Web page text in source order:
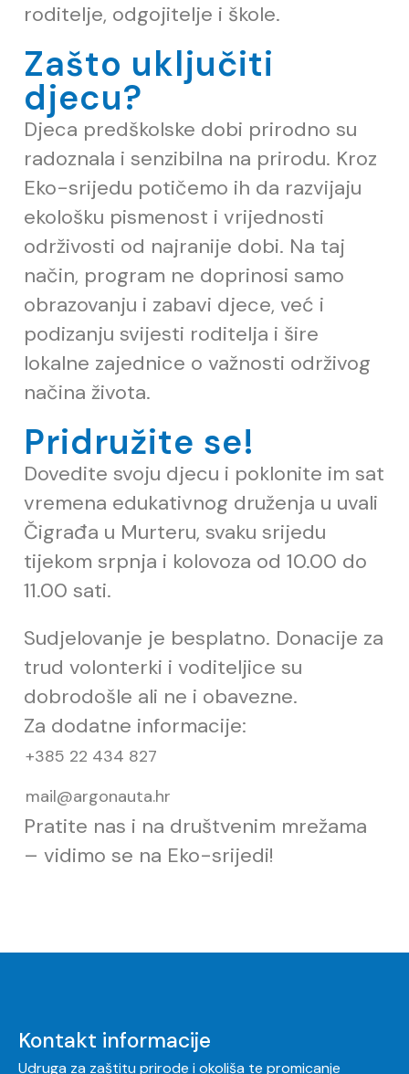
roditelje, odgojitelje i škole.
Zašto uključiti
djecu?
Djeca predškolske dobi prirodno su
radoznala i senzibilna na prirodu. Kroz
Eko-srijedu potičemo ih da razvijaju
ekološku pismenost i vrijednosti
održivosti od najranije dobi. Na taj
način, program ne doprinosi samo
obrazovanju i zabavi djece, već i
podizanju svijesti roditelja i šire
lokalne zajednice o važnosti održivog
načina života.
Pridružite se!
Dovedite svoju djecu i poklonite im sat
vremena edukativnog druženja u uvali
Čigrađa u Murteru, svaku srijedu
tijekom srpnja i kolovoza od 10.00 do
11.00 sati.
Sudjelovanje je besplatno. Donacije za
trud volonterki i voditeljice su
dobrodošle ali ne i obavezne.
Za dodatne informacije:
+385 22 434 827
mail@argonauta.hr
Pratite nas i na društvenim mrežama
– vidimo se na Eko-srijedi!
Kontakt informacije
Udruga za zaštitu prirode i okoliša te promicanje